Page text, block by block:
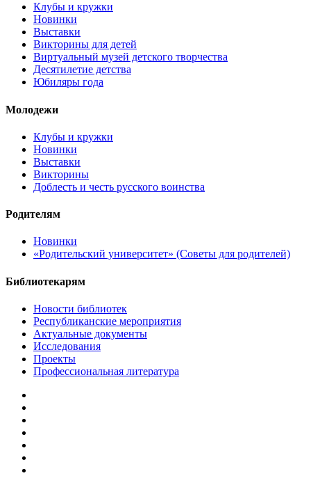
Клубы и кружки
Новинки
Выставки
Викторины для детей
Виртуальный музей детского творчества
Десятилетие детства
Юбиляры года
Молодежи
Клубы и кружки
Новинки
Выставки
Викторины
Доблесть и честь русского воинства
Родителям
Новинки
«Родительский университет» (Советы для родителей)
Библиотекарям
Новости библиотек
Республиканские мероприятия
Актуальные документы
Исследования
Проекты
Профессиональная литература